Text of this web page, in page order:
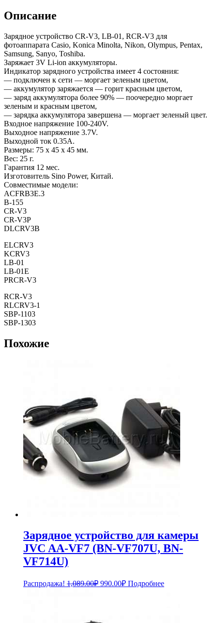
Описание
Зарядное устройство CR-V3, LB-01, RCR-V3 для
фотоаппарата Casio, Konica Minolta, Nikon, Olympus, Pentax,
Samsung, Sanyo, Toshiba.
Заряжает 3V Li-ion аккумуляторы.
Индикатор зарядного устройства имеет 4 состояния:
— подключен к сети — моргает зеленым цветом,
— аккумулятор заряжается — горит красным цветом,
— заряд аккумулятора более 90% — поочередно моргает
зеленым и красным цветом,
— зарядка аккумулятора завершена — моргает зеленый цвет.
Входное напряжение 100-240V.
Выходное напряжение 3.7V.
Выходной ток 0.35А.
Размеры: 75 x 45 x 45 мм.
Вес: 25 г.
Гарантия 12 мес.
Изготовитель Sino Power, Китай.
Совместимые модели:
ACFRB3E.3
B-155
CR-V3
CR-V3P
DLCRV3B
ELCRV3
KCRV3
LB-01
LB-01E
PRCR-V3
RCR-V3
RLCRV3-1
SBP-1103
SBP-1303
Похожие
Зарядное устройство для камеры
JVC AA-VF7 (BN-VF707U, BN-
VF714U)
Распродажа! 1,089.00₽ Первоначальная
990.00₽Текущая
цена:
Подробнее